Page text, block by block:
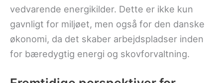
vedvarende energikilder. Dette er ikke kun
gavnligt for miljøet, men også for den danske
økonomi, da det skaber arbejdspladser inden
for bæredygtig energi og skovforvaltning.